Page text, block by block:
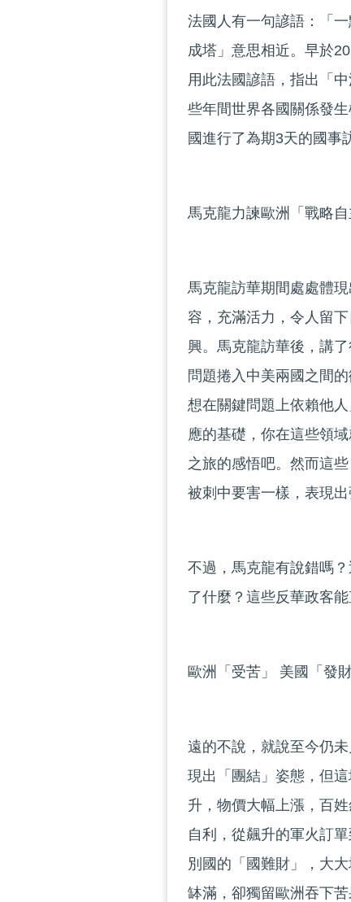
法國人有一句諺語：「
成塔」意思相近。早於
用此法國諺語，指出「
些年間世界各國關係發
國進行了為期3天的國事
馬克龍力諫歐洲「戰略自
馬克龍訪華期間處處體
容，充滿活力，令人留
興。馬克龍訪華後，講
問題捲入中美兩國之間
想在關鍵問題上依賴他
應的基礎，你在這些領
之旅的感悟吧。然而這
被刺中要害一樣，表現
不過，馬克龍有說錯嗎
了什麼？這些反華政客能
歐洲「受苦」 美國「發財
遠的不說，就說至今仍
現出「團結」姿態，但
升，物價大幅上漲，百
自利，從飆升的軍火訂
別國的「國難財」，大
缽滿，卻獨留歐洲吞下苦